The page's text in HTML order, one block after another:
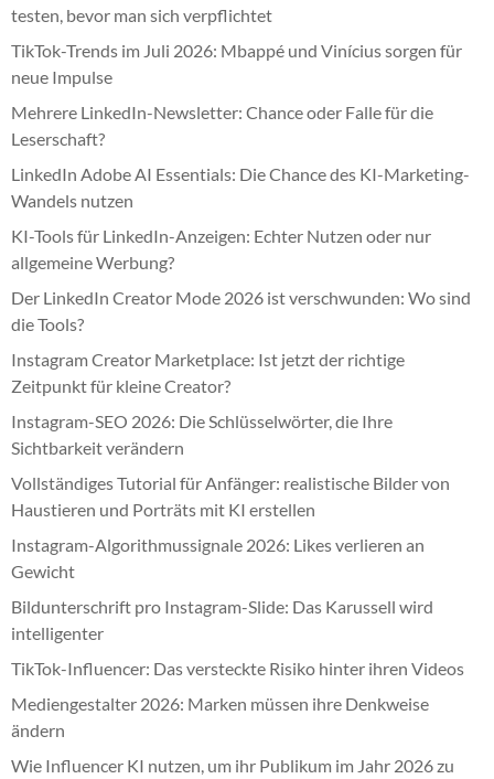
testen, bevor man sich verpflichtet
TikTok-Trends im Juli 2026: Mbappé und Vinícius sorgen für
neue Impulse
Mehrere LinkedIn-Newsletter: Chance oder Falle für die
Leserschaft?
LinkedIn Adobe AI Essentials: Die Chance des KI-Marketing-
Wandels nutzen
KI-Tools für LinkedIn-Anzeigen: Echter Nutzen oder nur
allgemeine Werbung?
Der LinkedIn Creator Mode 2026 ist verschwunden: Wo sind
die Tools?
Instagram Creator Marketplace: Ist jetzt der richtige
Zeitpunkt für kleine Creator?
Instagram-SEO 2026: Die Schlüsselwörter, die Ihre
Sichtbarkeit verändern
Vollständiges Tutorial für Anfänger: realistische Bilder von
Haustieren und Porträts mit KI erstellen
Instagram-Algorithmussignale 2026: Likes verlieren an
Gewicht
Bildunterschrift pro Instagram-Slide: Das Karussell wird
intelligenter
TikTok-Influencer: Das versteckte Risiko hinter ihren Videos
Mediengestalter 2026: Marken müssen ihre Denkweise
ändern
Wie Influencer KI nutzen, um ihr Publikum im Jahr 2026 zu